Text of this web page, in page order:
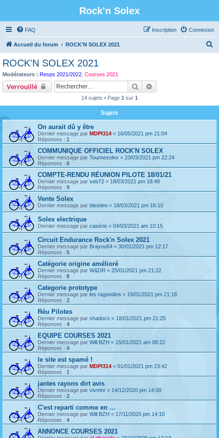
Rock'n Solex
FAQ Connexion
Inscription
Accueil du forum ROCK'N SOLEX 2021
ROCK'N SOLEX 2021
Modérateurs : Resps 2021/2022 Courses 2021
Verrouillé Rechercher
14 sujets • Page 1 sur 1
Sujets
On aurait dû y être
Dernier message par MDPI314 « 16/05/2021 pm 21:04
Réponses : 1
COMMUNIQUE OFFICIEL ROCK'N SOLEX
Dernier message par Tournesolex « 23/03/2021 pm 22:24
Réponses : 6
COMPTE-RENDU RÉUNION PILOTE 18/01/21
Dernier message par seb72 « 18/03/2021 pm 18:48
Réponses : 9
Vente Solex
Dernier message par blestien « 18/03/2021 pm 16:10
Solex electrique
Dernier message par casério « 04/03/2021 am 10:15
Circuit Endurance Rock'n Solex 2021
Dernier message par Brayou64 « 30/01/2021 pm 12:17
Réponses : 5
Catégorie origine amélioré
Dernier message par W&DR « 25/01/2021 pm 21:22
Réponses : 8
Categorie prototype
Dernier message par les ragondins « 19/01/2021 pm 21:18
Réponses : 2
Réu Pilotes
Dernier message par shadocs « 18/01/2021 pm 21:25
Réponses : 4
EQUIPE COURSES 2021
Dernier message par Will BZH « 15/01/2021 am 08:22
Réponses : 4
le site est spamé !
Dernier message par MDPI314 « 01/01/2021 pm 23:42
Réponses : 1
jantes rayons dirt avis
Dernier message par vivmhr « 14/12/2020 pm 14:00
Réponses : 2
C'est reparti comme en ...
Dernier message par Will BZH « 17/11/2020 pm 14:10
Réponses : 4
ANNONCE COURSES 2021